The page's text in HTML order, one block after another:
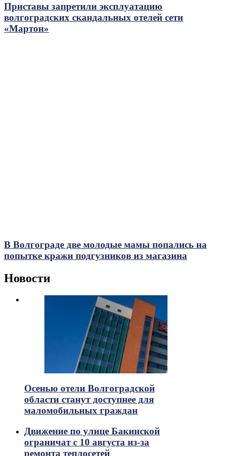
Приставы запретили эксплуатацию
волгоградских скандальных отелей сети
«Мартон»
В Волгограде две молодые мамы попались на
попытке кражи подгузников из магазина
Новости
Осенью отели Волгоградской
области станут доступнее для
маломобильных граждан
Движение по улице Бакинской
ограничат с 10 августа из-за
ремонта теплосетей